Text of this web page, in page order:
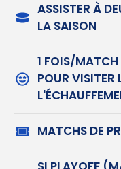
ASSISTER À
LA SAISON
1 FOIS/MATCH
POUR VISITER
MATCHS DE